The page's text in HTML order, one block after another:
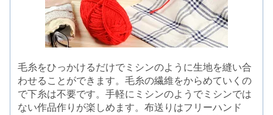
毛糸をひっかけるだけでミシンのように生地を縫い合
わせることができます。毛糸の繊維をからめていくの
で下糸は不要です。手軽にミシンのようでミシンでは
ない作品作りが楽しめます。布送りはフリーハンド